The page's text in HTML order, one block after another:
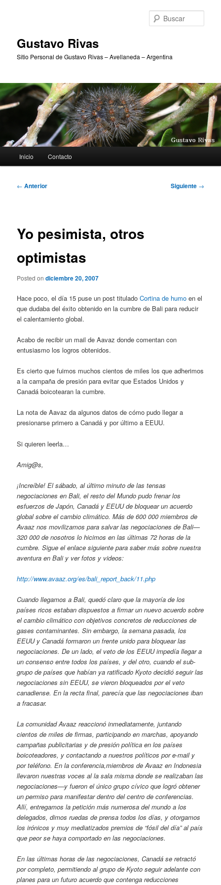
Gustavo Rivas
Sitio Personal de Gustavo Rivas – Avellaneda – Argentina
principal
Inicio Contacto
Navegación
← Anterior Siguiente →
Yo pesimista, otros
optimistas
Posted ondiciembre 20, 2007
Hace poco, el día 15 puse un post tituladoCortina de humo en el
que dudaba del éxito obtenido en la cumbre de Bali para reducir
el calentamiento global.
Acabo de recibir un mail de Aavaz donde comentan con
entusiasmo los logros obtenidos.
Es cierto que fuimos muchos cientos de miles los que adherimos
a la campaña de presión para evitar que Estados Unidos y
Canadá boicotearan la cumbre.
La nota de Aavaz da algunos datos de cómo pudo llegar a
presionarse primero a Canadá y por último a EEUU.
Si quieren leerla…
Amig@s,
¡Increíble! El sábado, al último minuto de las tensas
negociaciones en Bali, el resto del Mundo pudo frenar los
esfuerzos de Japón, Canadá y EEUU de bloquear un acuerdo
global sobre el cambio climático. Más de 600 000 miembros de
Avaaz nos movilizamos para salvar las negociaciones de Bali—
320 000 de nosotros lo hicimos en las últimas 72 horas de la
cumbre. Sigue el enlace siguiente para saber más sobre nuestra
aventura en Bali y ver fotos y videos:
http://www.avaaz.org/es/bali_report_back/11.php
Cuando llegamos a Bali, quedó claro que la mayoría de los
países ricos estaban dispuestos a firmar un nuevo acuerdo sobre
el cambio climático con objetivos concretos de reducciones de
gases contaminantes. Sin embargo, la semana pasada, los
EEUU y Canadá formaron un frente unido para bloquear las
negociaciones. De un lado, el veto de los EEUU impedía llegar a
un consenso entre todos los países, y del otro, cuando el sub-
grupo de países que habían ya ratificado Kyoto decidió seguir las
negociaciones sin EEUU, se vieron bloqueados por el veto
canadiense. En la recta final, parecía que las negociaciones iban
a fracasar.
La comunidad Avaaz reaccionó inmediatamente, juntando
cientos de miles de firmas, participando en marchas, apoyando
campañas publicitarias y de presión política en los países
boicoteadores, y contactando a nuestros políticos por e-mail y
por teléfono. En la conferencia,miembros de Avaaz en Indonesia
llevaron nuestras voces al la sala misma donde se realizaban las
negociaciones—y fueron el único grupo cívico que logró obtener
un permiso para manifestar dentro del centro de conferencias.
Allí, entregamos la petición más numerosa del mundo a los
delegados, dimos ruedas de prensa todos los días, y otorgamos
los irónicos y muy mediatizados premios de “fósil del día” al país
que peor se haya comportado en las negociaciones.
En las últimas horas de las negociaciones, Canadá se retractó
por completo, permitiendo al grupo de Kyoto seguir adelante con
planes para un futuro acuerdo que contenga reducciones